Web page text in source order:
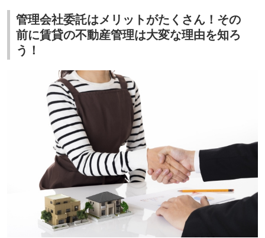
管理会社委託はメリットがたくさん！その
前に賃貸の不動産管理は大変な理由を知ろ
う！